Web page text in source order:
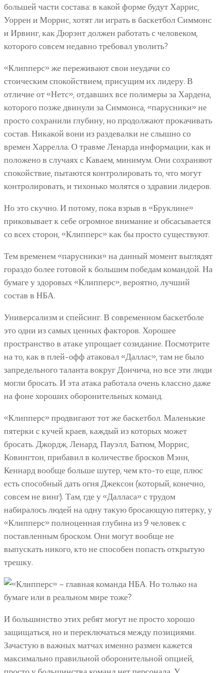
большей части состава: в какой форме будут Харрис,
Уоррен и Моррис, хотят ли играть в баскетбол Симмонс
и Ирвинг, как Дюрэнт должен работать с человеком,
которого совсем недавно требовал уволить?
«Клипперс» же переживают свои неудачи со
стоическим спокойствием, присущим их лидеру. В
отличие от «Нетс», отдавших все полимеры за Хардена,
которого позже двинули за Симмонса, «парусники» не
просто сохранили глубину, но продолжают прокачивать
состав. Никакой вони из раздевалки не слышно со
времен Харрелла. О травме Ленарда информации, как и
положено в случаях с Каваем, минимум. Они сохраняют
спокойствие, пытаются контролировать то, что могут
контролировать, и тихонько молятся о здравии лидеров.
Но это скучно. И потому, пока взрыв в «Бруклине»
приковывает к себе огромное внимание и обсасывается
со всех сторон, «Клипперс» как бы просто существуют.
Тем временем «парусники» на данный момент выглядят
гораздо более готовой к большим победам командой. На
бумаге у здоровых «Клипперс», вероятно, лучший
состав в НБА.
Универсализм и спейсинг. В современном баскетболе
это одни из самых ценных факторов. Хорошее
пространство в атаке упрощает созидание. Посмотрите
на то, как в плей-офф атаковал «Даллас», там не было
запредельного таланта вокруг Дончича, но все эти люди
могли бросать. И эта атака работала очень классно даже
на фоне хороших оборонительных команд.
«Клипперс» продвигают тот же баскетбол. Маленькие
пятерки с кучей краев, каждый из которых может
бросать. Джордж, Ленард, Пауэлл, Батюм, Моррис,
Ковингтон, прибавил в количестве бросков Мэнн,
Кеннард вообще больше шутер, чем кто-то еще, плюс
есть способный дать огня Джексон (который, конечно,
совсем не винг). Там, где у «Далласа» с трудом
набиралось людей на одну такую бросающую пятерку, у
«Клипперс» полноценная глубина из 9 человек с
поставленным броском. Они могут вообще не
выпускать никого, кто не способен попасть открытую
трешку.
И большинство этих ребят могут не просто хорошо
защищаться, но и переключаться между позициями.
Зачастую в важных матчах именно размен кажется
максимально правильной оборонительной опцией,